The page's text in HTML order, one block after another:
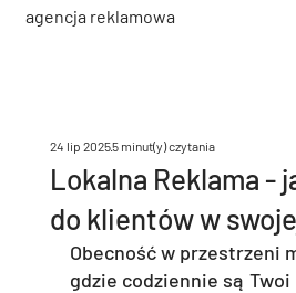
agencja reklamowa
Lokalna Reklama -
do klientów w
24 lip 20255 minut(y) czytania
Obecność w przestrzeni
gdzie codziennie są